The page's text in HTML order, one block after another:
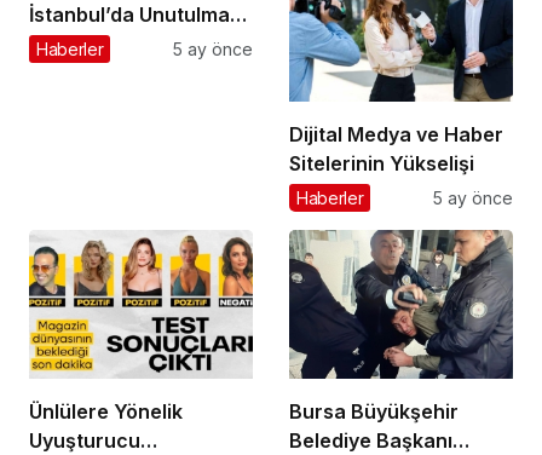
İstanbul’da Unutulmaz
Bir Geceyle Tarihe
Haberler 5 ay önce
Dijital Medya ve Haber
Sitelerinin Yükselişi
Haberler 5 ay önce
Ünlülere Yönelik
Uyuşturucu
Bursa Büyükşehir
Belediye Başkanı